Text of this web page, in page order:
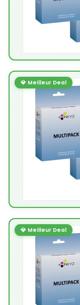
💎 Meilleur Deal
💎 Meilleur Deal